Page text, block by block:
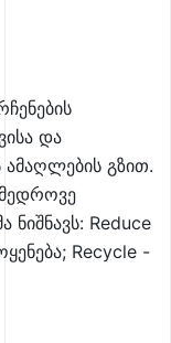
და
გზით.
ნიშნავს: Reduce
Recycle -